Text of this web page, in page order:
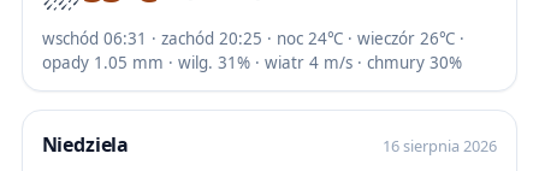
wschód 06:31 · zachód 20:25 · noc 24℃ · wieczór 26℃ ·
opady 1.05 mm · wilg. 31% · wiatr 4 m/s · chmury 30%
Niedziela 16 sierpnia 2026